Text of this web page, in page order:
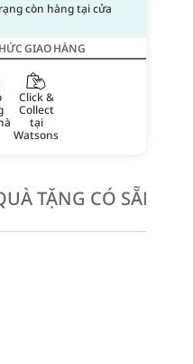
còn hàng tại cửa
GIAO HÀNG
Click &
Collect
tại
Watsons
TẶNG CÓ SẴN